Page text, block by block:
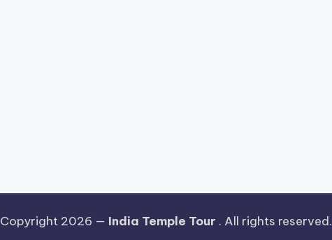
Copyright 2026 — India Temple Tour . All rights reserved.